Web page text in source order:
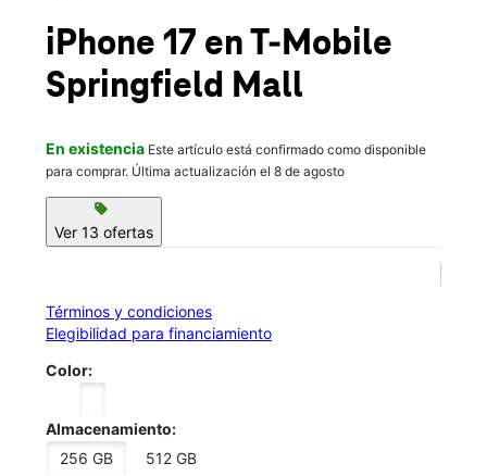
location_on
6500 Springfield Mall # 27045 Springfield, VA 22150
iPhone 17 en T-Mobile
Springfield Mall
En existencia Este artículo está confirmado como disponible
para comprar. Última actualización el 8 de agosto
sell
Ver 13 ofertas
Términos y condiciones
Elegibilidad para financiamiento
Color:
Almacenamiento:
256 GB
512 GB